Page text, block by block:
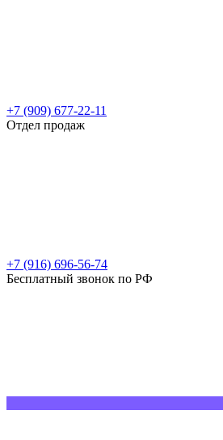
+7 (909) 677-22-11
Отдел продаж
+7 (916) 696-56-74
Бесплатный звонок по РФ